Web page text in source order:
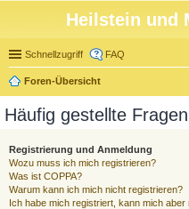
Heilstein und
Schnellzugriff FAQ
Foren-Übersicht
Häufig gestellte Fragen
Registrierung und Anmeldung
Wozu muss ich mich registrieren?
Was ist COPPA?
Warum kann ich mich nicht registrieren?
Ich habe mich registriert, kann mich aber